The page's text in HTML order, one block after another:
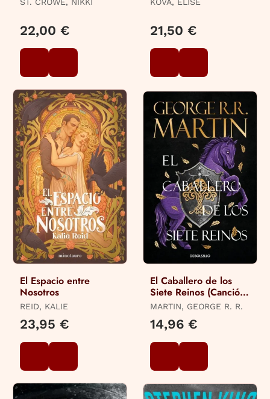
ST. CROWE, NIKKI
22,00 €
KOVA, ELISE
21,50 €
El Espacio entre
Nosotros
REID, KALIE
23,95 €
El Caballero de los
Siete Reinos (Canción
de Hielo y Fuego)
MARTIN, GEORGE R. R.
14,96 €